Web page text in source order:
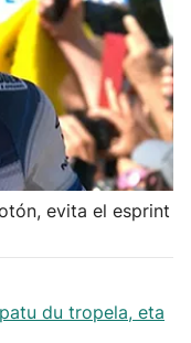
evita el esprint
du tropela, eta